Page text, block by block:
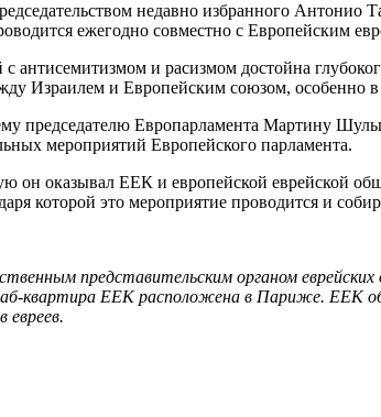
недавно избранного Антонио
ежегодно совместно с Европейским
антисемитизмом и расизмом достойна
Израилем и Европейским союзом, особенно в
председателю Европарламента Мартину
мероприятий Европейского парламента.
он оказывал ЕЕК и европейской еврейской
которой это мероприятие проводится и
представительским органом
ЕЕК расположена в Париже. ЕЕК
евреев.